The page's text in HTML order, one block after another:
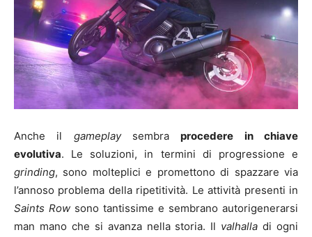
Anche il gameplaysembraprocedere in chiave
evolutiva. Le soluzioni, in termini di progressione e
grinding, sono molteplici e promettono di spazzare via
l’annoso problema della ripetitività. Le attività presenti in
Saints Row sono tantissime e sembrano autorigenerarsi
man mano che si avanza nella storia. Il valhalla di ogni